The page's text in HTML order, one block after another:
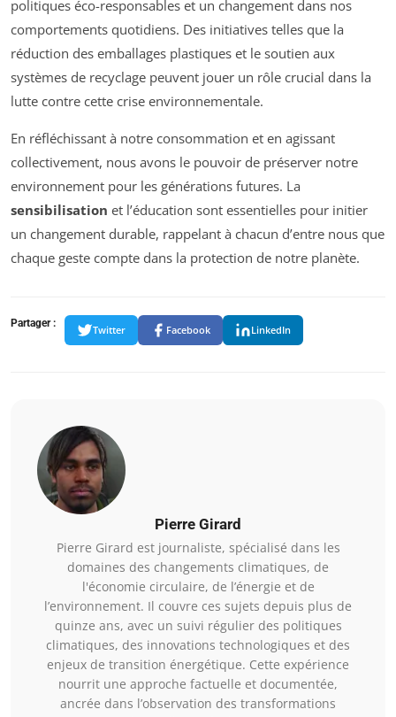
politiques éco-responsables et un changement dans nos
comportements quotidiens. Des initiatives telles que la
réduction des emballages plastiques et le soutien aux
systèmes de recyclage peuvent jouer un rôle crucial dans la
lutte contre cette crise environnementale.
En réfléchissant à notre consommation et en agissant
collectivement, nous avons le pouvoir de préserver notre
environnement pour les générations futures. La
sensibilisation et l’éducation sont essentielles pour initier
un changement durable, rappelant à chacun d’entre nous que
chaque geste compte dans la protection de notre planète.
Partager :
Twitter Facebook LinkedIn
Pierre Girard
Pierre Girard est journaliste, spécialisé dans les
domaines des changements climatiques, de
l'économie circulaire, de l’énergie et de
l’environnement. Il couvre ces sujets depuis plus de
quinze ans, avec un suivi régulier des politiques
climatiques, des innovations technologiques et des
enjeux de transition énergétique. Cette expérience
nourrit une approche factuelle et documentée,
ancrée dans l’observation des transformations